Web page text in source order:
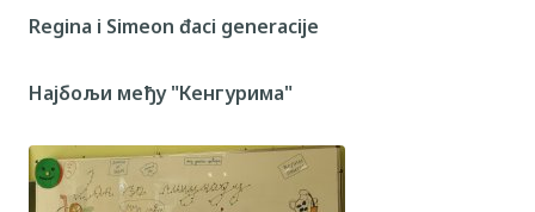
Regina i Simeon đaci generacije
Најбољи међу "Кенгурима"